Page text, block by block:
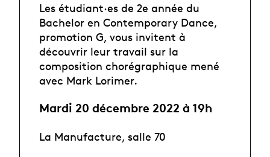
Les étudiant·es de 2e année du
Bachelor en Contemporary Dance,
promotion G, vous invitent à
découvrir leur travail sur la
composition chorégraphique mené
avec Mark Lorimer.
Mardi 20 décembre 2022 à 19h
La Manufacture, salle 70